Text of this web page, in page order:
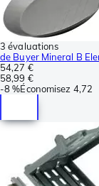
3 évaluations
de Buyer Mineral B
54,27 €
58,99 €
-8 %Économisez 4,72